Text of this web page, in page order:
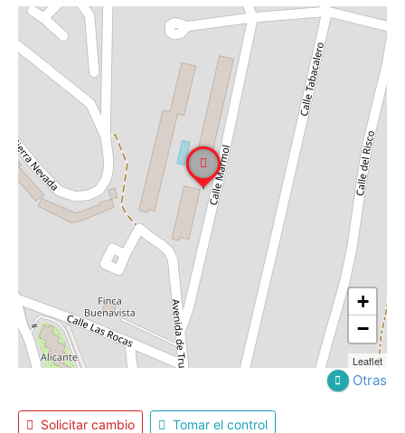
+
−
Leaflet
Otras
Solicitar cambio Tomar el control